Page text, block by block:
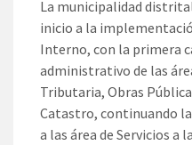
La municipalidad
inicio a la
Interno, con la primera
administrativo de las
Tributaria, Obras
Catastro, continuando
a las área de Servicios a